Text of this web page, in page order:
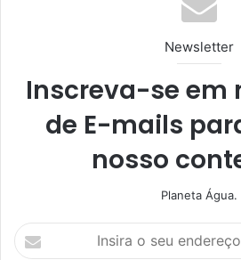
Newsletter
Inscreva-se em
de E-mails
nosso
Planeta Água.
I
n